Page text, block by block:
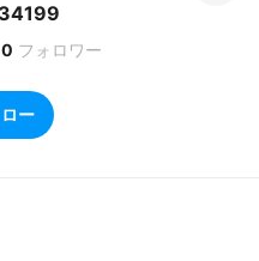
0 フォロワー
ー